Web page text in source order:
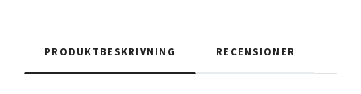
PRODUKTBESKRIVNING RECENSIONER